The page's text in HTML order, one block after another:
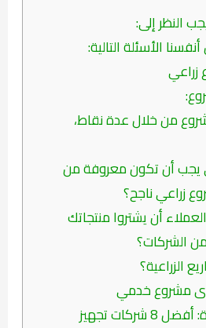
النظر إلى:
الأسئلة التالية:
من خلال عدة نقاط،
يجب أن تكون معروفة من
زراعي ناجح؟
أن يشتروا منتجاتك
من الشركات؟
الزراعية؟
مشروع خدمي
ربما تفيدك قراءة: أفضل 8 شركات تجهيز